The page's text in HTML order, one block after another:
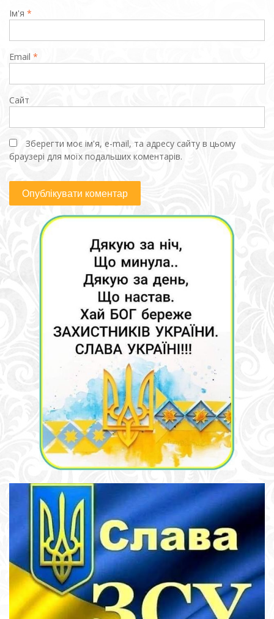
Ім'я *
Email *
Сайт
Зберегти моє ім'я, e-mail, та адресу сайту в цьому
браузері для моїх подальших коментарів.